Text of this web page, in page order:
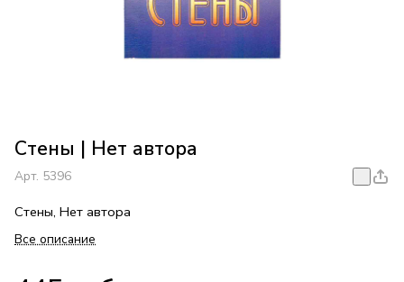
Стены | Нет автора
Арт. 5396
Стены, Нет автора
Все описание